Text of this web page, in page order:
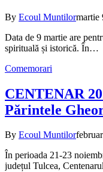
By Ecoul Muntilormartie
Data de 9 martie are
spirituală și istorică. În…
Comemorari
CENTENAR
Părintele
By Ecoul Muntilor
În perioada 21-23
județul Tulcea,